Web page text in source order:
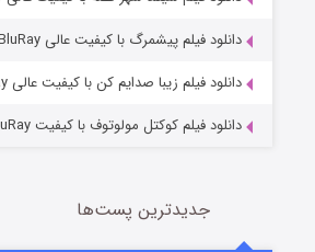
دانلود فیلم پیشمرگ با کیفیت عالی BluRay
دانلود فیلم زیبا صدایم کن با کیفیت عالی BluRay
دانلود فیلم کوکتل مولوتوف با کیفیت BluRay
جدیدترین پست‌ها